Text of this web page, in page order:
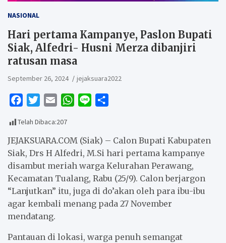
NASIONAL
Hari pertama Kampanye, Paslon Bupati
Siak, Alfedri- Husni Merza dibanjiri
ratusan masa
September 26, 2024 jejaksuara2022
c
e
b
o
o
k
i
t
t
e
r
a
i
l
W
t
s
A
p
p
e
r
e
Telah Dibaca:207
JEJAKSUARA.COM (Siak) – Calon Bupati Kabupaten
Siak, Drs H Alfedri, M.Si hari pertama kampanye
disambut meriah warga Kelurahan Perawang,
Kecamatan Tualang, Rabu (25/9). Calon berjargon
“Lanjutkan” itu, juga di do’akan oleh para ibu-ibu
agar kembali menang pada 27 November
mendatang.
Pantauan di lokasi, warga penuh semangat